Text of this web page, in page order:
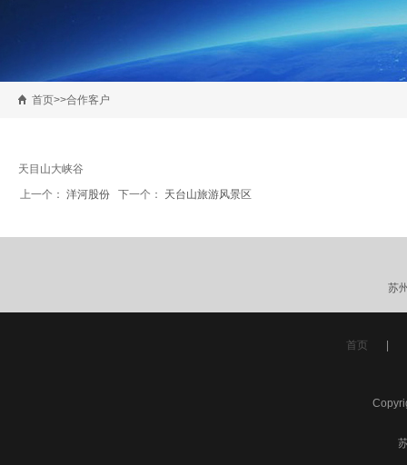
首页>>合作客户
天目山大峡谷
上一个： 洋河股份 下一个： 天台山旅游风景区
苏
首页